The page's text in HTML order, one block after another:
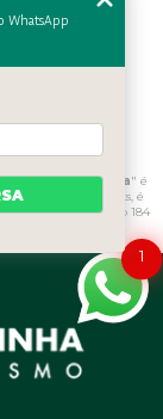
Jardim Ângela" é
citando nossos links, é
autoral – artigo 184
1
WhatsApp